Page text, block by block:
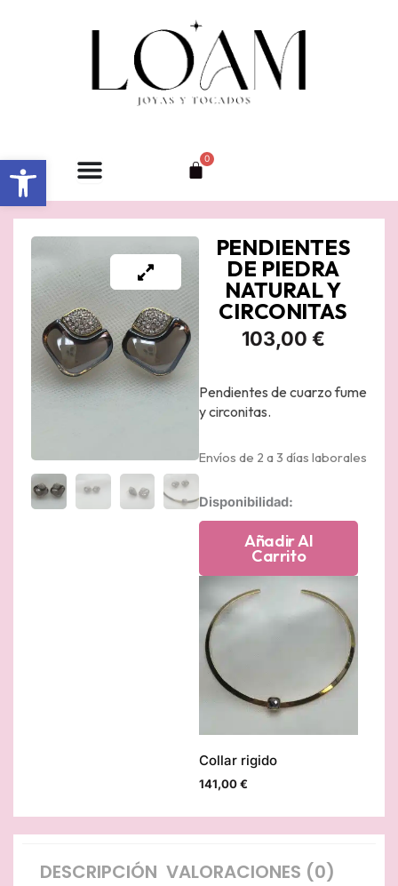
Abrir barra de herramientas 0
Carrito
PENDIENTES
DE PIEDRA
NATURAL Y
CIRCONITAS
103,00 €
Pendientes de cuarzo fume
y circonitas.
Envíos de 2 a 3 días laborales
Disponibilidad:
Pendientes
y
circonitas
cantidad
Añadir Al
Carrito
Collar rigido
141,00€
DESCRIPCIÓN VALORACIONES (0)